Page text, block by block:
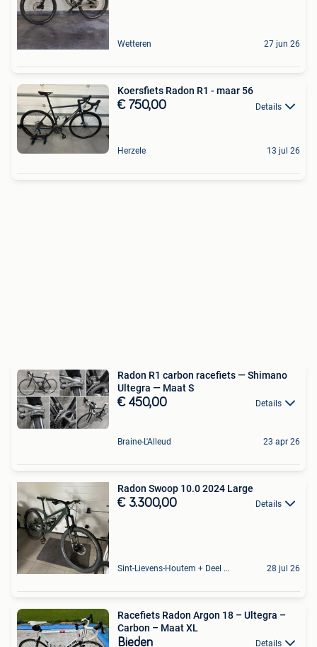
Wetteren 27 jun 26
Koersfiets Radon R1 - maar 56
€ 750,00 Details
Herzele 13 jul 26
Radon R1 carbon racefiets — Shimano
Ultegra — Maat S
€ 450,00 Details
Braine-L'Alleud 23 apr 26
Radon Swoop 10.0 2024 Large
€ 3.300,00 Details
Sint-Lievens-Houtem + Deel Oombergen 28 jul 26
Racefiets Radon Argon 18 – Ultegra –
Carbon – Maat XL
Bieden Details